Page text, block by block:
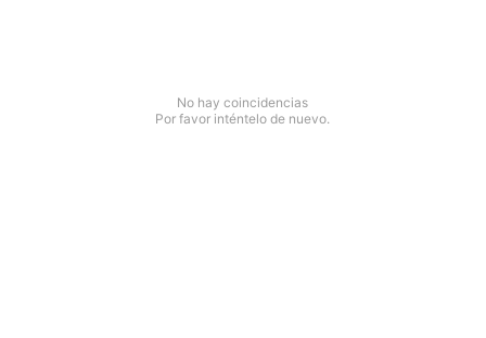
No hay coincidencias
Por favor inténtelo de nuevo.